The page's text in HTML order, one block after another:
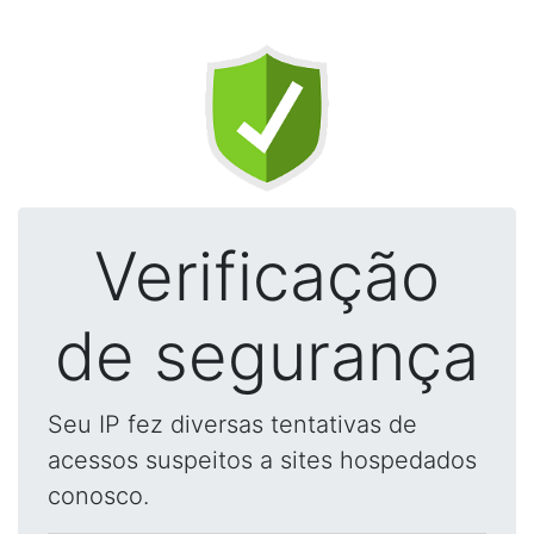
Verificação
de segurança
Seu IP fez diversas tentativas de
acessos suspeitos a sites hospedados
conosco.